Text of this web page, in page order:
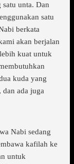
satu unta. Dan
satu
berkata
akan berjalan
kuat untuk
kuda yang
dan ada juga
Nabi sedang
kafilah ke
untuk